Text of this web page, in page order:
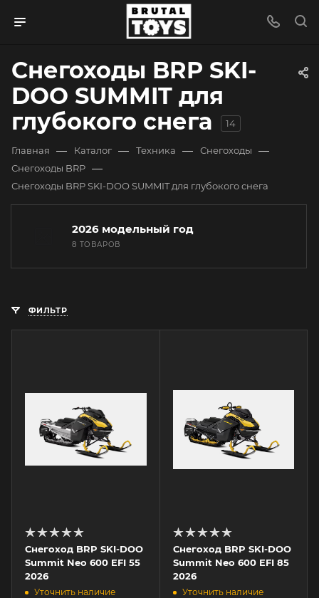
Снегоходы BRP SKI-
DOO SUMMIT для
глубокого снега
14
Главная — Каталог — Техника — Снегоходы —
Снегоходы BRP —
Снегоходы BRP SKI-DOO SUMMIT для глубокого снега
2026 модельный год
8 ТОВАРОВ
ФИЛЬТР
Снегоход BRP SKI-DOO
Summit Neo 600 EFI 55
2026
Уточнить наличие
Снегоход BRP SKI-DOO
Summit Neo 600 EFI 85
2026
Уточнить наличие